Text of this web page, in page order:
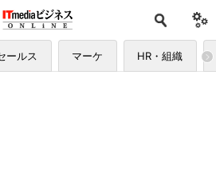
ールス マーケ HR・組織